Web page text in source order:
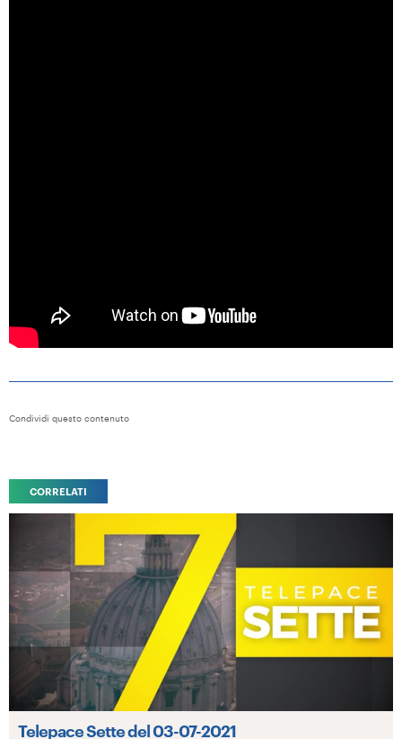
Condividi questo contenuto
CORRELATI
Telepace Sette del 03-07-2021